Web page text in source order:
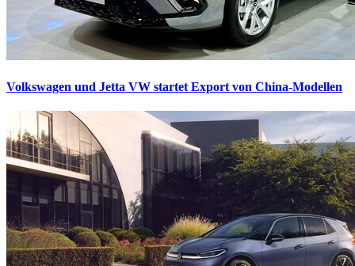
Volkswagen und Jetta VW startet Export von China-Modellen